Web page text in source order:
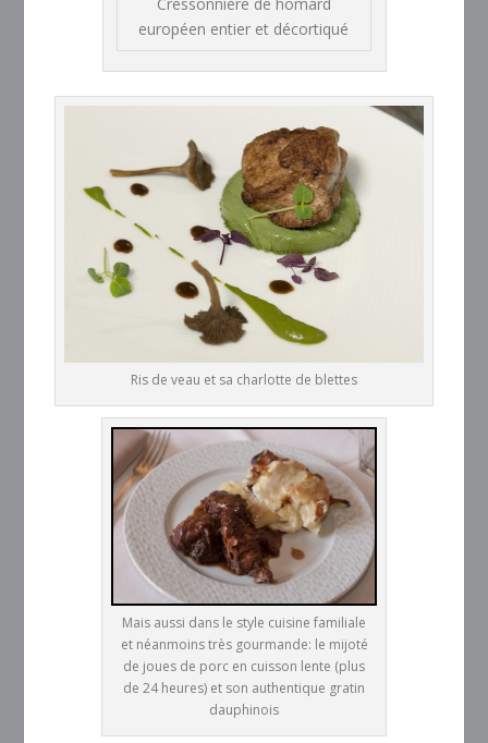
européen entier et décortiqué
Ris de veau et sa charlotte de blettes
Mais aussi dans le style cuisine familiale
et néanmoins très gourmande: le mijoté
de joues de porc en cuisson lente (plus
de 24 heures) et son authentique gratin
dauphinois